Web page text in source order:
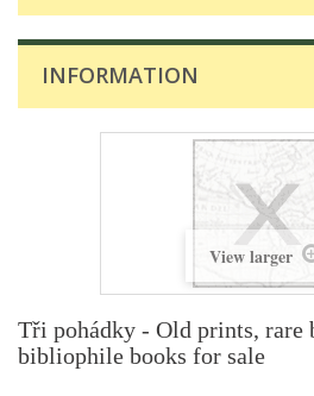
INFORMATION
View larger
Tři pohádky - Old prints, rare
bibliophile books for sale